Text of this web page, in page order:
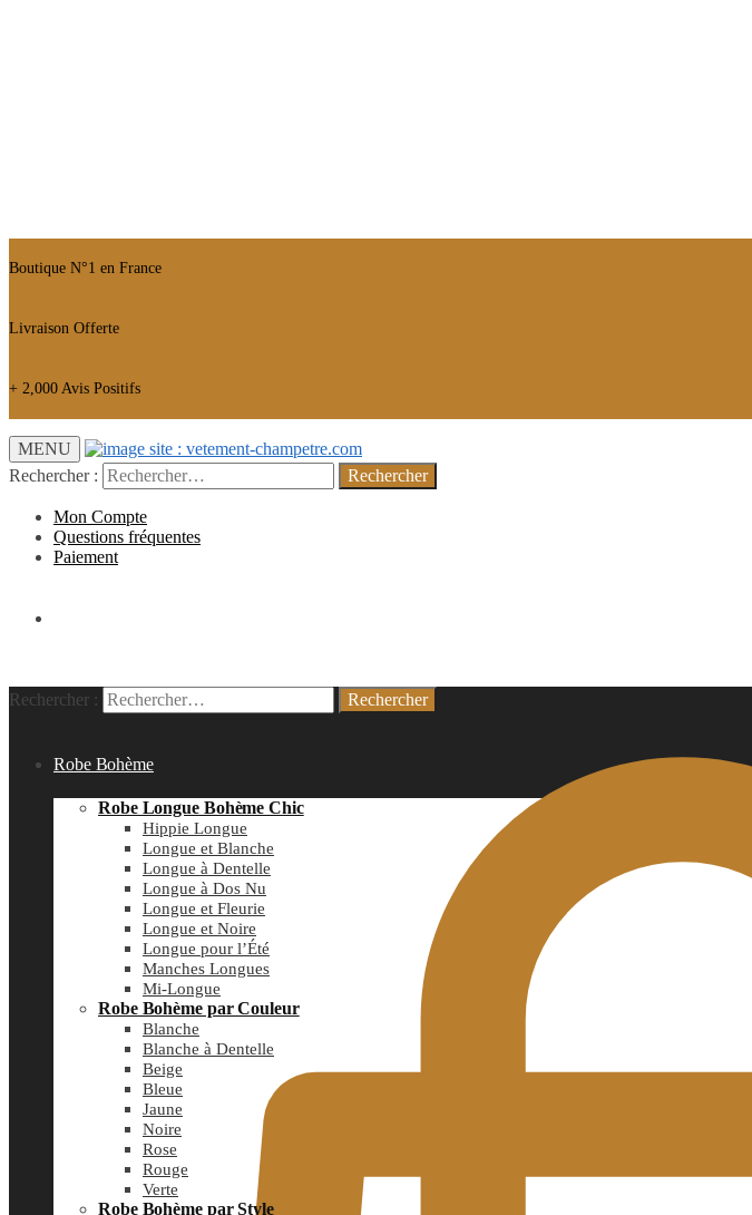
Boutique N°1 en France
Livraison Offerte
+ 2,000 Avis Positifs
MENU
Rechercher :
Mon Compte
Questions fréquentes
Paiement
Rechercher :
Robe Bohème
Robe Longue Bohème Chic
Hippie Longue
Longue et Blanche
Longue à Dentelle
Longue à Dos Nu
Longue et Fleurie
Longue et Noire
Longue pour l’Été
Manches Longues
Mi-Longue
Robe Bohème par Couleur
Blanche
Blanche à Dentelle
Beige
Bleue
Jaune
Noire
Rose
Rouge
Verte
Robe Bohème par Style